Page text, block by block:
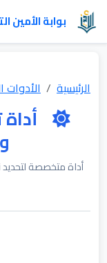
بوابة الأمين
الرئيسية الأدوات
أداة متخصصة لتحديد